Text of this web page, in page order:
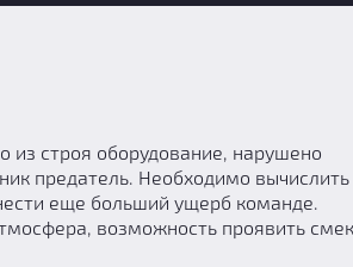
из строя оборудование, нарушено
предатель. Необходимо вычислить
еще больший ущерб команде.
возможность проявить